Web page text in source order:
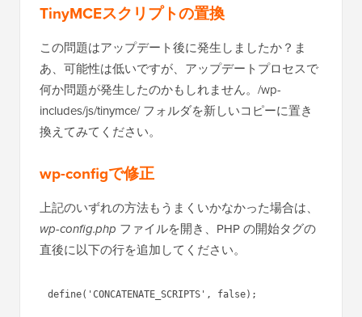
TinyMCEスクリプトの置換
この問題はアップデート後に発生しましたか？ま
あ、可能性は低いですが、アップデートプロセスで
何か問題が発生したのかもしれません。/wp-
includes/js/tinymce/ フォルダを新しいコピーに置き
換えてみてください。
wp-configで修正
上記のいずれの方法もうまくいかなかった場合は、
wp-config.php ファイルを開き、PHP の開始タグの
直後に以下の行を追加してください。